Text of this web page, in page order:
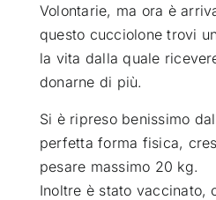
Volontarie, ma ora è
questo cucciolone trovi
la vita dalla quale
donarne di più.
Si è ripreso benissimo
perfetta forma fisica,
pesare massimo 20 kg.
Inoltre è stato vaccinato,